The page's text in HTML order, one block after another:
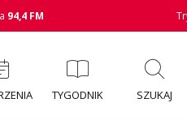
94,4 FM
TYGODNIK SZUKAJ